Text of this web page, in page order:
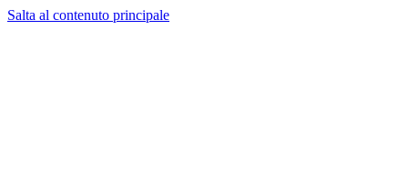
Salta al contenuto principale